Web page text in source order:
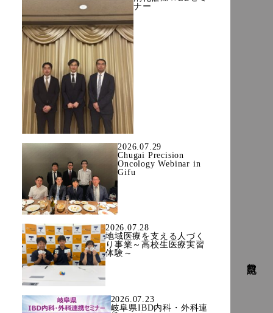
ナー
2026.07.29
Chugai Precision
Oncology Webinar in
Gifu
2026.07.28
地域医療を支える人づく
り事業～高校生医療実習
体験～
2026.07.23
岐阜県IBD内科・外科連